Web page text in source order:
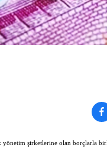
yönetim şirketlerine olan borçlarla